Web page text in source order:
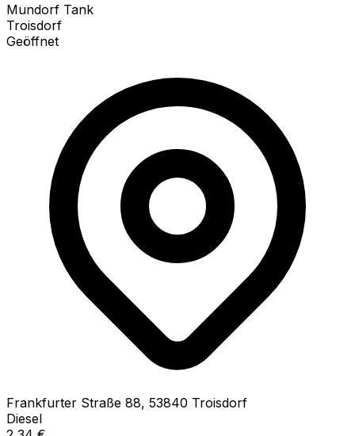
Mundorf Tank
Troisdorf
Geöffnet
Frankfurter Straße 88, 53840 Troisdorf
Diesel